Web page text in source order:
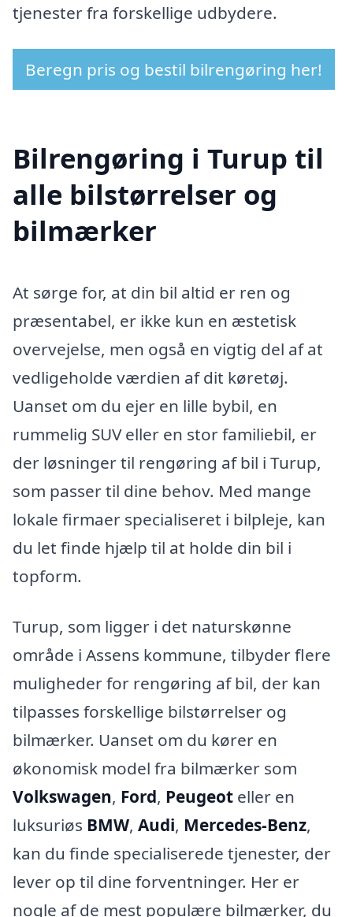
tjenester fra forskellige udbydere.
Beregn pris og bestil bilrengøring her!
Bilrengøring i Turup til
alle bilstørrelser og
bilmærker
At sørge for, at din bil altid er ren og
præsentabel, er ikke kun en æstetisk
overvejelse, men også en vigtig del af at
vedligeholde værdien af dit køretøj.
Uanset om du ejer en lille bybil, en
rummelig SUV eller en stor familiebil, er
der løsninger til rengøring af bil i Turup,
som passer til dine behov. Med mange
lokale firmaer specialiseret i bilpleje, kan
du let finde hjælp til at holde din bil i
topform.
Turup, som ligger i det naturskønne
område i Assens kommune, tilbyder flere
muligheder for rengøring af bil, der kan
tilpasses forskellige bilstørrelser og
bilmærker. Uanset om du kører en
økonomisk model fra bilmærker som
Volkswagen, Ford, Peugeot eller en
luksuriøs BMW, Audi, Mercedes-Benz,
kan du finde specialiserede tjenester, der
lever op til dine forventninger. Her er
nogle af de mest populære bilmærker, du